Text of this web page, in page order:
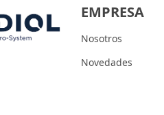
EMPRESA
Nosotros
Novedades